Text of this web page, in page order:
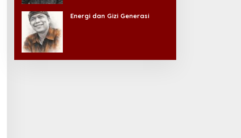
Energi dan Gizi Generasi